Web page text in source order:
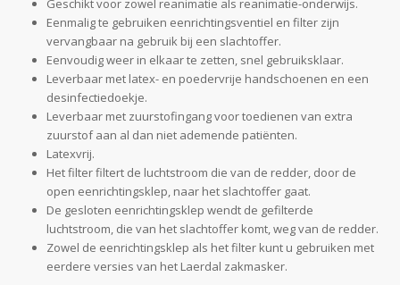
Geschikt voor zowel reanimatie als reanimatie-onderwijs.
Eenmalig te gebruiken eenrichtingsventiel en filter zijn
vervangbaar na gebruik bij een slachtoffer.
Eenvoudig weer in elkaar te zetten, snel gebruiksklaar.
Leverbaar met latex- en poedervrije handschoenen en een
desinfectiedoekje.
Leverbaar met zuurstofingang voor toedienen van extra
zuurstof aan al dan niet ademende patiënten.
Latexvrij.
Het filter filtert de luchtstroom die van de redder, door de
open eenrichtingsklep, naar het slachtoffer gaat.
De gesloten eenrichtingsklep wendt de gefilterde
luchtstroom, die van het slachtoffer komt, weg van de redder.
Zowel de eenrichtingsklep als het filter kunt u gebruiken met
eerdere versies van het Laerdal zakmasker.